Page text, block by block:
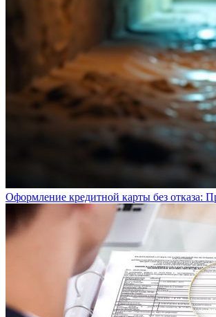
Оформление кредитной карты без отказа: